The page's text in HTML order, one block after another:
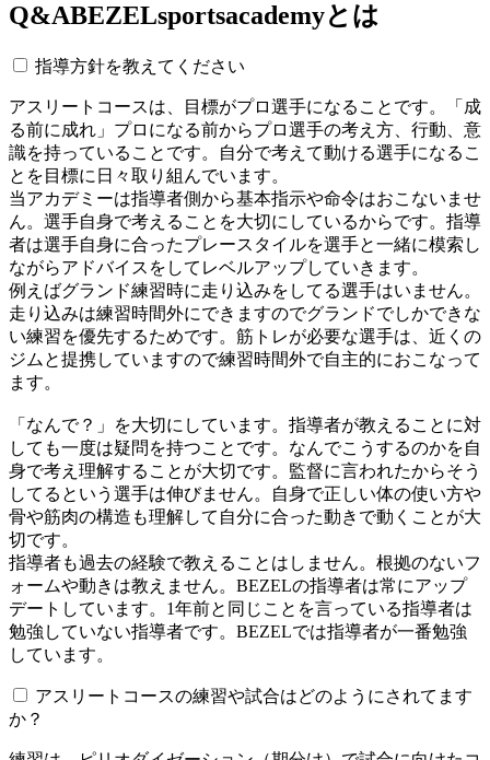
Q&ABEZELsportsacademyとは
指導方針を教えてください
アスリートコースは、目標がプロ選手になることです。「成
る前に成れ」プロになる前からプロ選手の考え方、行動、意
識を持っていることです。自分で考えて動ける選手になるこ
とを目標に日々取り組んでいます。
当アカデミーは指導者側から基本指示や命令はおこないませ
ん。選手自身で考えることを大切にしているからです。指導
者は選手自身に合ったプレースタイルを選手と一緒に模索し
ながらアドバイスをしてレベルアップしていきます。
例えばグランド練習時に走り込みをしてる選手はいません。
走り込みは練習時間外にできますのでグランドでしかできな
い練習を優先するためです。筋トレが必要な選手は、近くの
ジムと提携していますので練習時間外で自主的におこなって
ます。
「なんで？」を大切にしています。指導者が教えることに対
しても一度は疑問を持つことです。なんでこうするのかを自
身で考え理解することが大切です。監督に言われたからそう
してるという選手は伸びません。自身で正しい体の使い方や
骨や筋肉の構造も理解して自分に合った動きで動くことが大
切です。
指導者も過去の経験で教えることはしません。根拠のないフ
ォームや動きは教えません。BEZELの指導者は常にアップ
デートしています。1年前と同じことを言っている指導者は
勉強していない指導者です。BEZELでは指導者が一番勉強
しています。
アスリートコースの練習や試合はどのようにされてます
か？